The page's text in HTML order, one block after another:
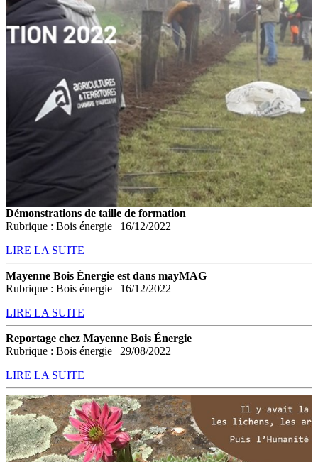
Démonstrations de taille de formation
Rubrique : Bois énergie | 16/12/2022
LIRE LA SUITE
Mayenne Bois Énergie est dans mayMAG
Rubrique : Bois énergie | 16/12/2022
LIRE LA SUITE
Reportage chez Mayenne Bois Énergie
Rubrique : Bois énergie | 29/08/2022
LIRE LA SUITE